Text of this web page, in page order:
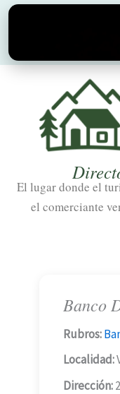
contenido
El lugar donde el
el comerciante
Banco
Rubros:
Localidad:
Dirección: